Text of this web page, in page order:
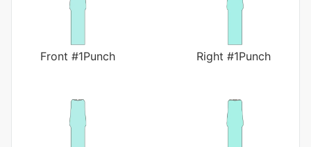
Front #1Punch Right #1Punch